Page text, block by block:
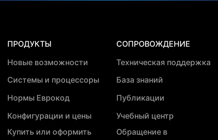
ПРОДУКТЫ
Новые возможности
Системы и процессоры
Нормы Еврокод
Конфигурации и цены
Купить или оформить
СОПРОВОЖДЕНИЕ
Техническая поддержка
База знаний
Публикации
Учебный центр
Обращение в